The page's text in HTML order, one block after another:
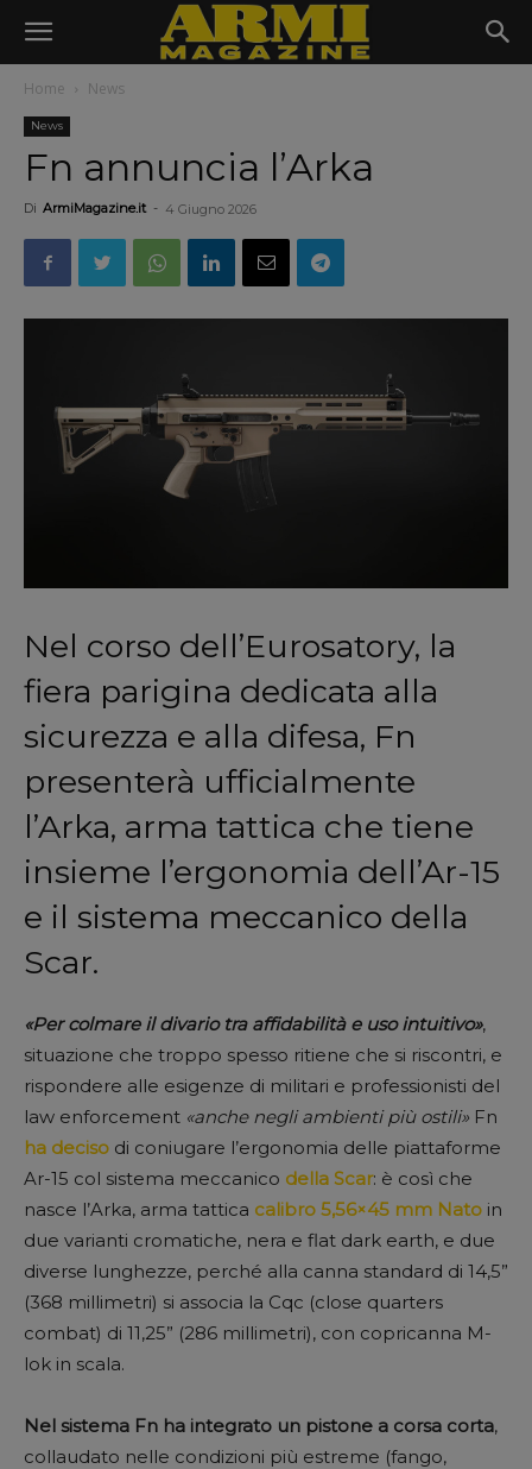
Home News
News
Fn annuncia l’Arka
Di ArmiMagazine.it - 4 Giugno 2026
Nel corso dell’Eurosatory, la
fiera parigina dedicata alla
sicurezza e alla difesa, Fn
presenterà ufficialmente
l’Arka, arma tattica che tiene
insieme l’ergonomia dell’Ar-15
e il sistema meccanico della
Scar.
«Per colmare il divario tra affidabilità e uso intuitivo»,
situazione che troppo spesso ritiene che si riscontri, e
rispondere alle esigenze di militari e professionisti del
law enforcement «anche negli ambienti più ostili» Fn
ha deciso di coniugare l’ergonomia delle piattaforme
Ar-15 col sistema meccanico della Scar: è così che
nasce l’Arka, arma tattica calibro 5,56×45 mm Nato in
due varianti cromatiche, nera e flat dark earth, e due
diverse lunghezze, perché alla canna standard di 14,5”
(368 millimetri) si associa la Cqc (close quarters
combat) di 11,25” (286 millimetri), con copricanna M-
lok in scala.
Nel sistema Fn ha integrato un pistone a corsa corta,
collaudato nelle condizioni più estreme (fango,